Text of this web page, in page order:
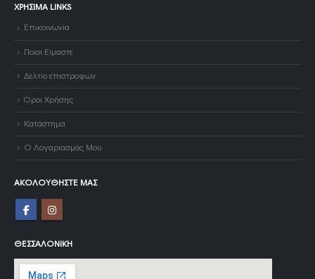
ΧΡΉΣΙΜΑ LINKS
Επικοινωνία
Ποιοι Είμαστε
Δελτίο επιστροφών
Όροι Χρήσης
Κατάστημα
Ο Λογαριασμός Μου
ΑΚΟΛΟΥΘΉΣΤΕ ΜΑΣ
ΘΕΣΣΑΛΟΝΊΚΗ